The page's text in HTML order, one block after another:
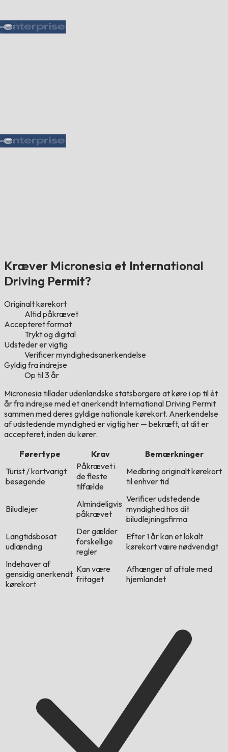
Kræver Micronesia et International
Driving Permit?
Originalt kørekort
Altid påkrævet
Accepteret format
Trykt og digital
Udsteder er vigtig
Verificer myndighedsanerkendelse
Gyldig fra indrejse
Op til 3 år
Micronesia tillader udenlandske statsborgere at køre i op til ét
år fra indrejse med et anerkendt International Driving Permit
sammen med deres gyldige nationale kørekort. Anerkendelse
af udstedende myndighed er vigtig her — bekræft, at dit er
accepteret, inden du kører.
Førertype
Krav
Bemærkninger
Turist / kortvarigt
besøgende
Påkrævet i
de fleste
tilfælde
Medbring originalt kørekort
til enhver tid
Biludlejer
Almindeligvis
påkrævet
Verificer udstedende
myndighed hos dit
biludlejningsfirma
Langtidsbosat
udlænding
Der gælder
forskellige
regler
Efter 1 år kan et lokalt
kørekort være nødvendigt
Indehaver af
gensidig anerkendt
kørekort
Kan være
fritaget
Afhænger af aftale med
hjemlandet